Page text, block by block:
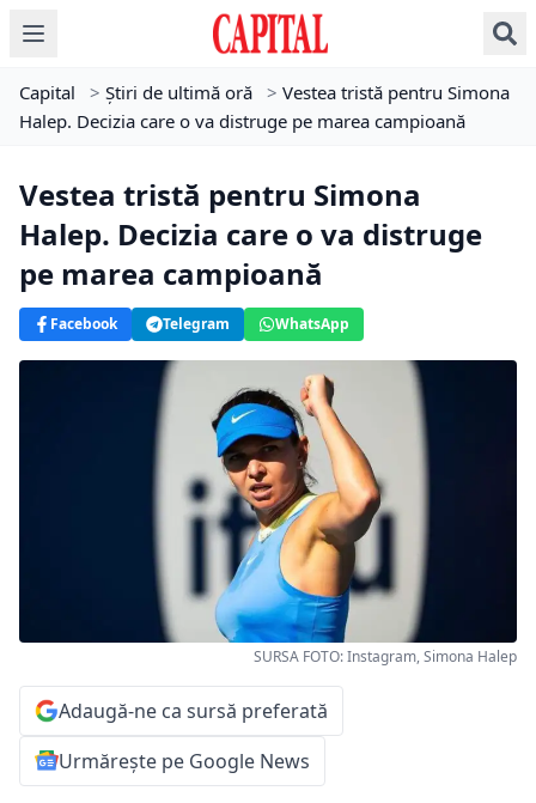
Capital > Știri de ultimă oră > Vestea tristă pentru Simona
Halep. Decizia care o va distruge pe marea campioană
Vestea tristă pentru Simona
Halep. Decizia care o va distruge
pe marea campioană
Facebook Telegram WhatsApp
SURSA FOTO: Instagram, Simona Halep
Adaugă-ne ca sursă preferată
Urmărește pe Google News